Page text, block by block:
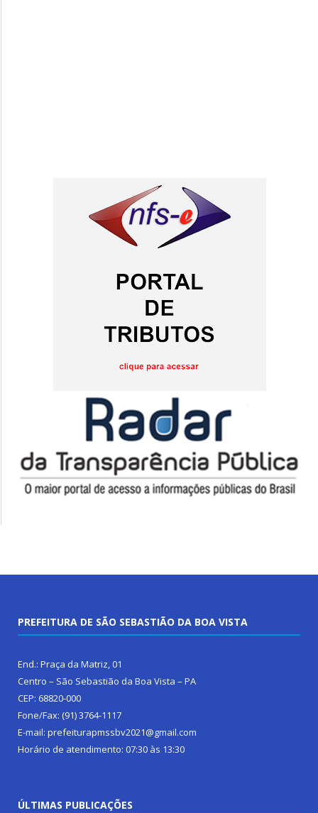
PREFEITURA DE SÃO SEBASTIÃO DA BOA VISTA
End.: Praça da Matriz, 01
Centro – São Sebastião da Boa Vista – PA
CEP: 68820-000
Fone/Fax: (91) 3764-1117
E-mail: prefeiturapmssbv2021@gmail.com
Horário de atendimento: 07:30 às 13:30
ÚLTIMAS PUBLICAÇÕES